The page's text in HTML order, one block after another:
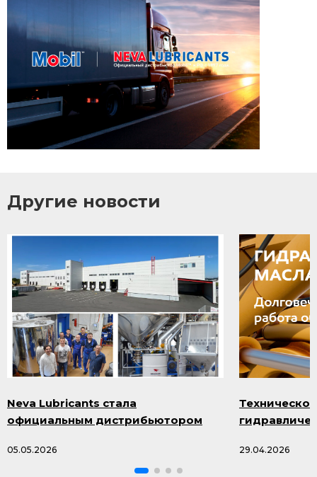
Другие новости
Neva Lubricants стала
официальным дистрибьютором
05.05.2026 29.04.2026